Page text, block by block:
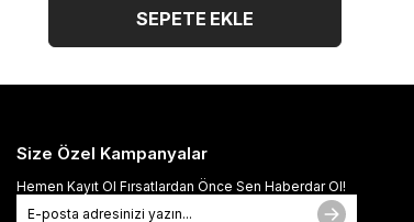
SEPETE EKLE
Size Özel Kampanyalar
Hemen Kayıt Ol Fırsatlardan Önce Sen Haberdar Ol!